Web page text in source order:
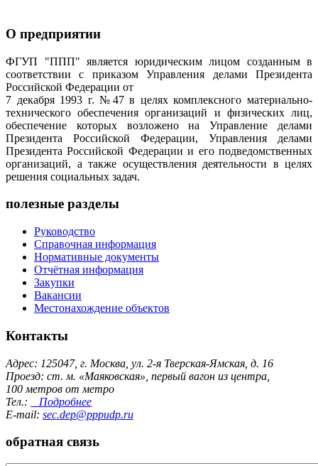
О предприятии
ФГУП "ППП" является юридическим лицом созданным в
соответствии с приказом Управления делами Президента
Российской Федерации от
7 декабря 1993 г. №47 в целях комплексного материально-
технического обеспечения организаций и физических лиц,
обеспечение которых возложено на Управление делами
Президента Российской Федерации, Управления делами
Президента Российской Федерации и его подведомственных
организаций, а также осуществления деятельности в целях
решения социальных задач.
полезные разделы
Руководство
Справочная информация
Нормативные документы
Отчётная информация
Закупки
Вакансии
Местонахождение объектов
Контакты
Адрес: 125047, г. Москва, ул. 2-я Тверская-Ямская, д. 16
Проезд: ст. м. «Маяковская», первый вагон из центра,
100 метров от метро
Тел.:
Подробнее
E-mail: sec.dep@pppudp.ru
обратная связь